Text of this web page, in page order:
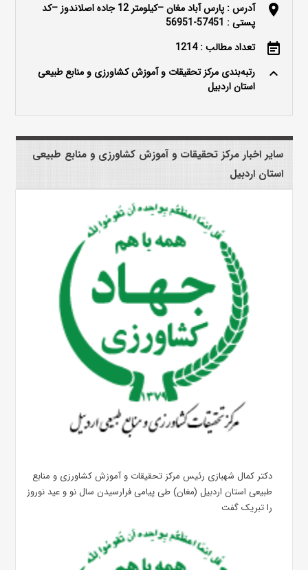
location_on
آدرس : پارس آباد مغان –کیلومتر 12 جاده اصلاندوز –کد
پستی : 57451-56951
event_note تعداد مطالب : 1214
keyboard_arrow_up
رتبه‌بندی مرکز تحقیقات و آموزش کشاورزی و منابع طبیعی
استان اردبیل
سایر اخبار مرکز تحقیقات و آموزش کشاورزی و منابع طبیعی
استان اردبیل
دکتر کمال شهبازی رئیس مرکز تحقیقات و آموزش کشاورزی و منابع
طبیعی استان اردبیل (مغان) طی پیامی فرارسیدن سال نو و عید نوروز
را تبریک گفت